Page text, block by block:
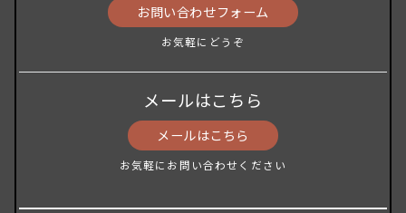
お問い合わせフォーム
お気軽にどうぞ
メールはこちら
メールはこちら
お気軽にお問い合わせください